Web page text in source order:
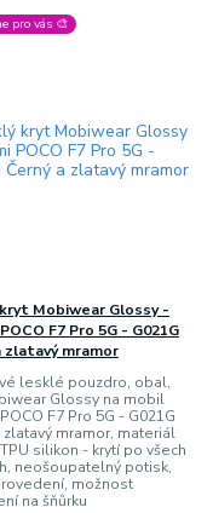
pro vás 🎨
Mobiwear Glossy -
F7 Pro 5G - G021G
zlatavý mramor
lesklé pouzdro, obal,
Glossy na mobil
F7 Pro 5G - G021G
zlatavý mramor, materiál
silikon - krytí po všech
neošoupatelný potisk,
možnost
na šňůrku